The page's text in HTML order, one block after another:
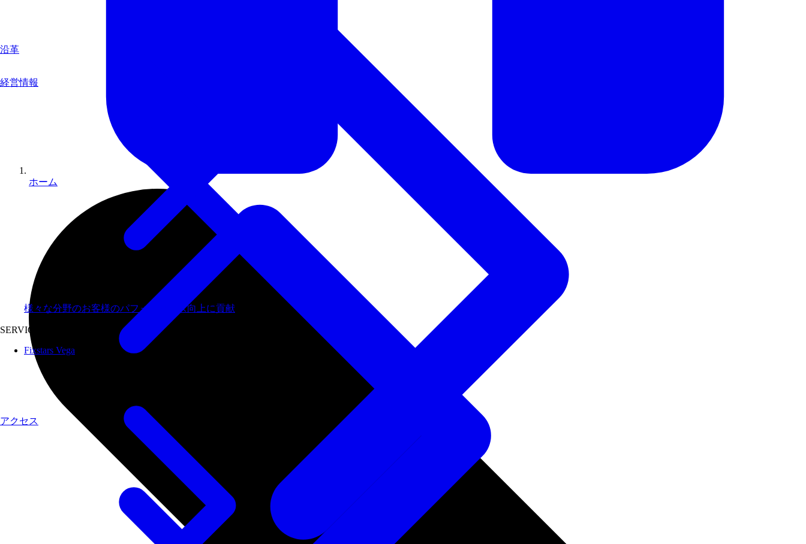
沿革
アクセス
様々な分野のお客様のパフォーマンス向上に貢献
SERVICES
Fixstars Vega
経営情報
ホーム